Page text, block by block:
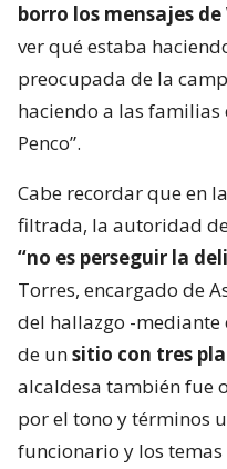
borro los mensajes
ver qué estaba
preocupada de la
haciendo a las
Penco”.
Cabe recordar que en
filtrada, la autoridad
“no es perseguir la
Torres, encargado de
del hallazgo -mediante
de unsitio con tres
alcaldesa también fue
por el tono y términos
funcionario y los temas